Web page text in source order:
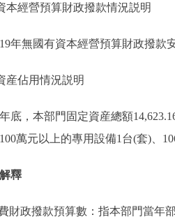
經營預算財政撥款情況説明
無國有資本經營預算財政撥款
佔用情況説明
，本部門固定資産總額
萬元以上的專用設備1台(套)、
釋
政撥款預算數：指本部門當年部